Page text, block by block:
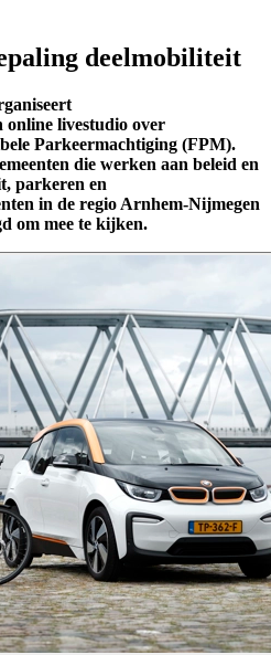
deelmobiliteit
livestudio over
Parkeermachtiging (FPM).
die werken aan beleid en
parkeren en
in de regio Arnhem-Nijmegen
om mee te kijken.